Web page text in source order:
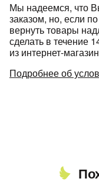
Мы надеемся, что
заказом, но, если
вернуть товары
сделать в течение
из интернет-
Подробнее об